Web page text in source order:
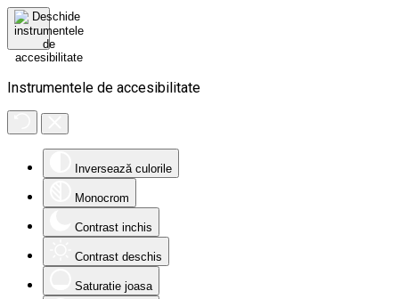
Instrumentele de accesibilitate
Inversează culorile
Monocrom
Contrast inchis
Contrast deschis
Saturatie joasa